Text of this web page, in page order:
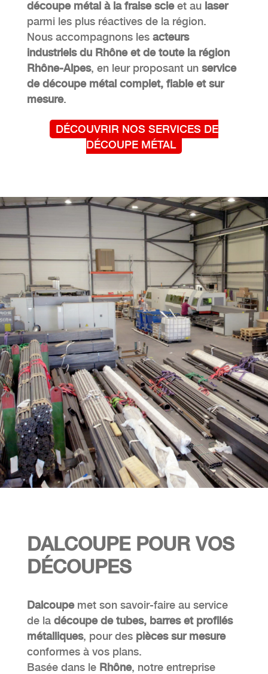
découpe métal à la fraise scieet au laser
parmi les plus réactives de la région.
Nous accompagnons les acteurs
industriels du Rhône et de toute la région
Rhône-Alpes, en leur proposant un service
de découpe métal complet, fiable et sur
mesure.
DÉCOUVRIR NOS SERVICES DE
DÉCOUPE MÉTAL
DALCOUPE POUR VOS
DÉCOUPES
Dalcoupemet son savoir-faire au service
de la découpe de tubes, barres et profilés
métalliques, pour des pièces sur mesure
conformes à vos plans.
Basée dans le Rhône, notre entreprise